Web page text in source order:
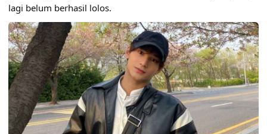
lagi belum berhasil lolos.